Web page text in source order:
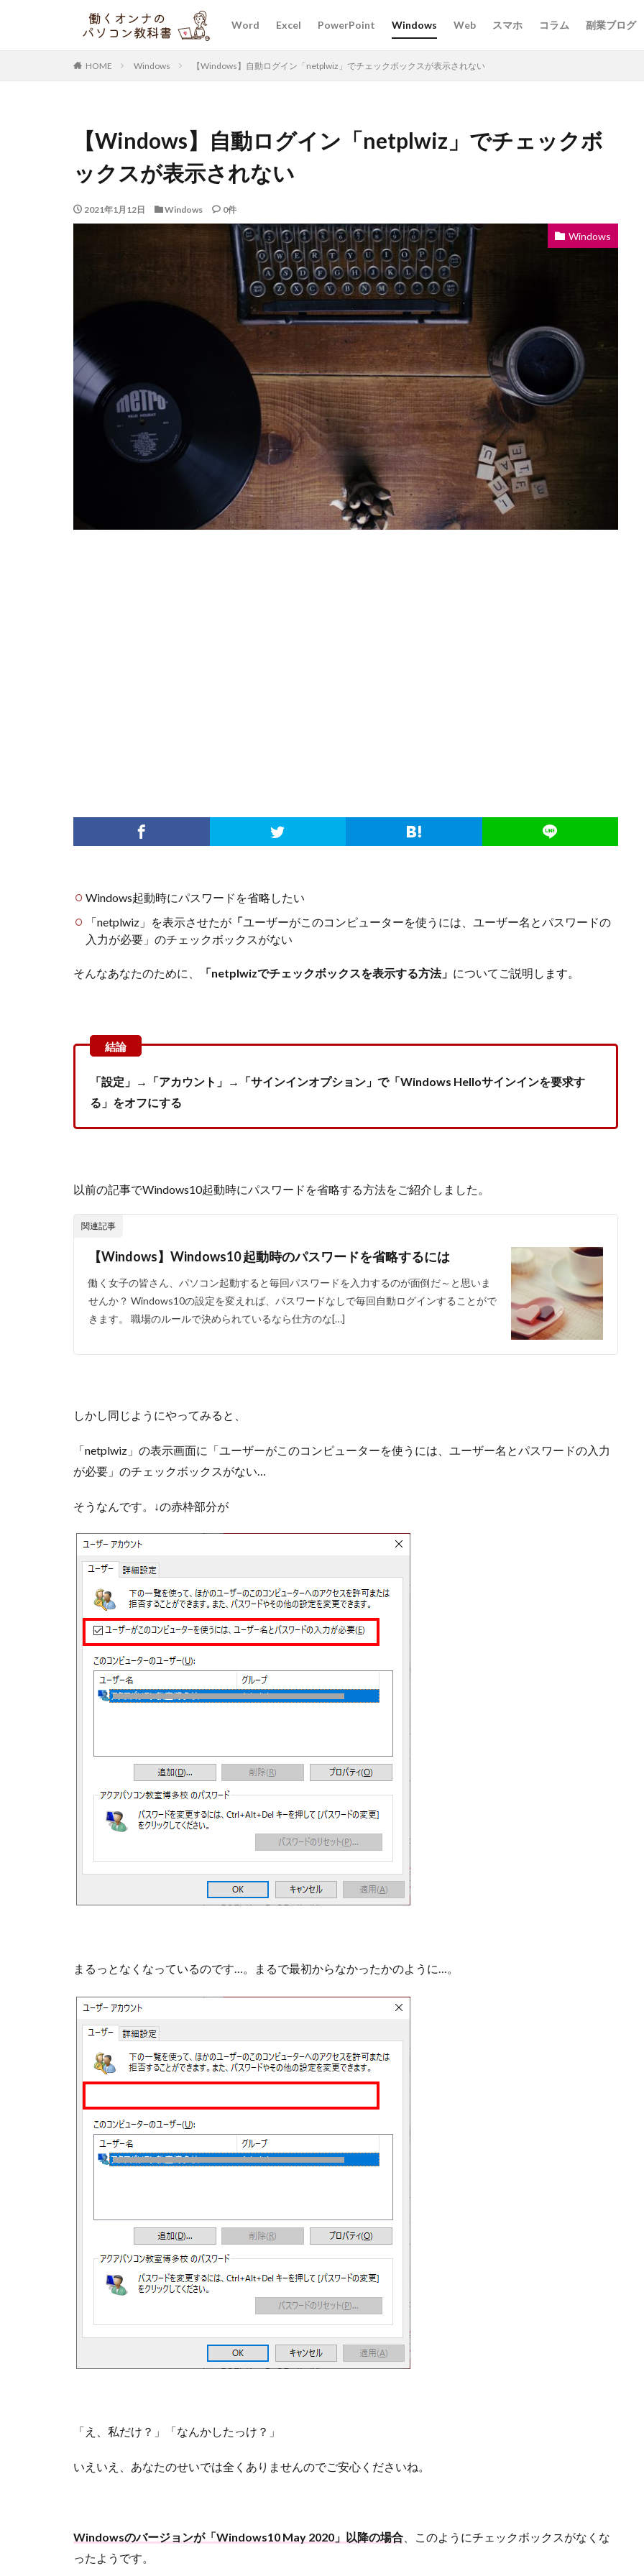
Word Excel PowerPoint Windows Web スマホ コラム 副業ブログ
HOME Windows 【Windows】自動ログイン「netplwiz」でチェックボックスが表示されない
【Windows】自動ログイン「netplwiz」でチェックボ
ックスが表示されない
2021年1月12日 Windows 0件
Windows
Windows起動時にパスワードを省略したい
「netplwiz」を表示させたが 「ユーザーがこのコンピューターを使うには、ユーザー名とパスワードの
入力が必要」のチェックボックスがない
そんなあなたのために、 「netplwizでチェックボックスを表示する方法」 についてご説明します。
「設定」→「アカウント」→「サインインオプション」で「Windows Helloサインインを要求す
る」をオフにする
以前の記事でWindows10起動時にパスワードを省略する方法をご紹介しました。
関連記事
【Windows】Windows10 起動時のパスワードを省略するには
働く女子の皆さん、パソコン起動すると毎回パスワードを入力するのが面倒だ～と思いま
せんか？ Windows10の設定を変えれば、パスワードなしで毎回自動ログインすることがで
きます。 職場のルールで決められているなら仕方のな[…]
しかし同じようにやってみると、
「netplwiz」の表示画面に「ユーザーがこのコンピューターを使うには、ユーザー名とパスワードの入力
が必要」のチェックボックスがない…
そうなんです。↓の赤枠部分が
まるっとなくなっているのです…。まるで最初からなかったかのように…。
「え、私だけ？」「なんかしたっけ？」
いえいえ、あなたのせいでは全くありませんのでご安心くださいね。
Windowsのバージョンが「Windows10 May 2020」以降の場合 、このようにチェックボックスがなくな
ったようです。